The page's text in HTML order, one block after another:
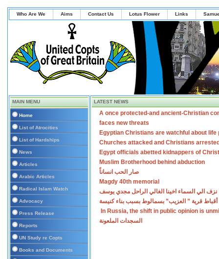
Who Are We Aims Contact Us Lotus Flower Links
MAIN MENU
Home
List of Atrocities
List of Hardships
News
Articles
Arabic Articles
Radical Islam Watch
Advocacy
Press Release
Reports
UN Study re Copts
Books and Documents
LATEST NEWS
A once protected-and ancient-Christian
faces new threats
Egyptian Christians are watchful about life
Churches attacked and Christians
Egypt officials abetted kidnappers of
Muslim Brotherhood behind abduction
صار الحب انساناً
Magdy 40th memorial
نزف الي السماء اخينا الغالي الراحل مجدي يوسف
أقباط قرية ” العزيب” بسمالوط بسبب بناء كنيسة
In Russia, the shift in public opinion is
السجدات الملعونة